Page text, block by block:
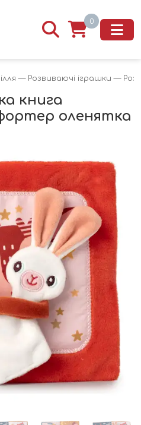
0
— Розвиваючі іграшки —
книга
оленятка